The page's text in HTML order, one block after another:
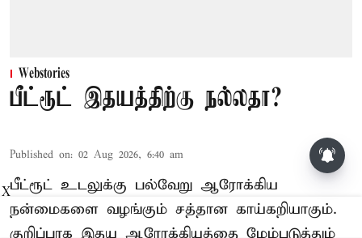
Webstories
பீட்ரூட் இதயத்திற்கு நல்லதா?
Published on: 02 Aug 2026, 6:40 am
பீட்ரூட் உடலுக்கு பல்வேறு ஆரோக்கிய
நன்மைகளை வழங்கும் சத்தான காய்கறியாகும்.
குறிப்பாக இதய ஆரோக்கியத்தை மேம்படுத்தும்
X